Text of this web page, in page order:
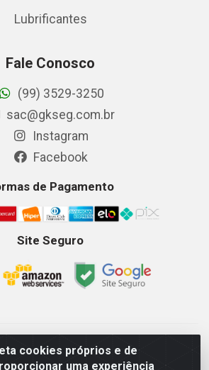
cookies próprios e de
uma experiência
Lubrificantes
Fale Conosco
(99) 3529-3250
sac@gkseg.com.br
Instagram
Facebook
de Pagamento
Site Seguro
e Equipamentos LTDA - Av. Getulio
Imperatriz/MA - CEP 65.903-280 - CNPJ